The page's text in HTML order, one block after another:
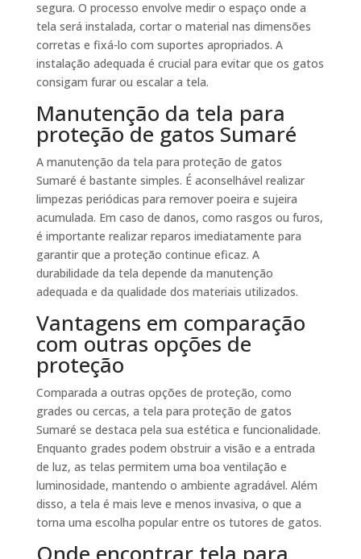
segura. O processo envolve medir o espaço onde a
tela será instalada, cortar o material nas dimensões
corretas e fixá-lo com suportes apropriados. A
instalação adequada é crucial para evitar que os gatos
consigam furar ou escalar a tela.
Manutenção da tela para
proteção de gatos Sumaré
A manutenção da tela para proteção de gatos
Sumaré é bastante simples. É aconselhável realizar
limpezas periódicas para remover poeira e sujeira
acumulada. Em caso de danos, como rasgos ou furos,
é importante realizar reparos imediatamente para
garantir que a proteção continue eficaz. A
durabilidade da tela depende da manutenção
adequada e da qualidade dos materiais utilizados.
Vantagens em comparação
com outras opções de
proteção
Comparada a outras opções de proteção, como
grades ou cercas, a tela para proteção de gatos
Sumaré se destaca pela sua estética e funcionalidade.
Enquanto grades podem obstruir a visão e a entrada
de luz, as telas permitem uma boa ventilação e
luminosidade, mantendo o ambiente agradável. Além
disso, a tela é mais leve e menos invasiva, o que a
torna uma escolha popular entre os tutores de gatos.